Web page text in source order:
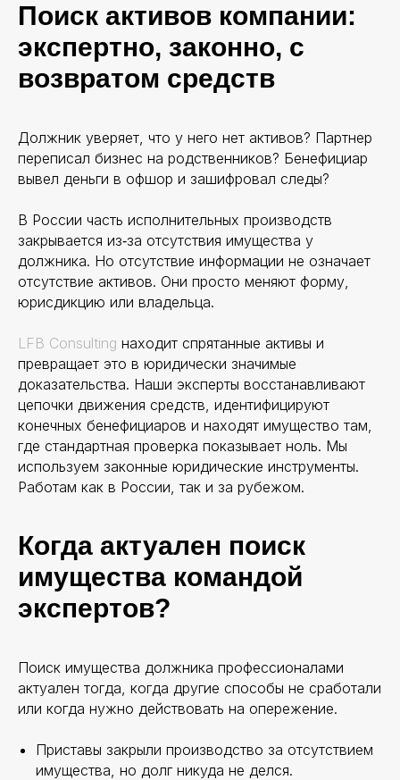
Поиск активов компании:
экспертно, законно, с
возвратом средств
Должник уверяет, что у него нет активов? Партнер
переписал бизнес на родственников? Бенефициар
вывел деньги в офшор и зашифровал следы?
В России часть исполнительных производств
закрывается из‑за отсутствия имущества у
должника. Но отсутствие информации не означает
отсутствие активов. Они просто меняют форму,
юрисдикцию или владельца.
LFB Consulting находит спрятанные активы и
превращает это в юридически значимые
доказательства. Наши эксперты восстанавливают
цепочки движения средств, идентифицируют
конечных бенефициаров и находят имущество там,
где стандартная проверка показывает ноль. Мы
используем законные юридические инструменты.
Работам как в России, так и за рубежом.
Когда актуален поиск
имущества командой
экспертов?
Поиск имущества должника профессионалами
актуален тогда, когда другие способы не сработали
или когда нужно действовать на опережение.
Приставы закрыли производство за отсутствием
имущества, но долг никуда не делся.
Блог
Стоимость
НАВИГАЦИЯ
О компании